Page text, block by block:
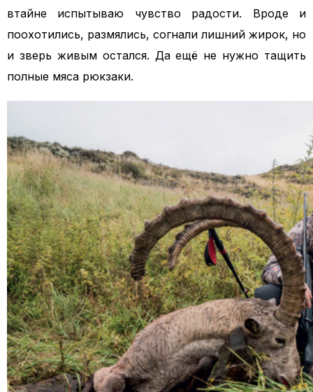
втайне испытываю чувство радости. Вроде и
поохотились, размялись, согнали лишний жирок, но
и зверь живым остался. Да ещё не нужно тащить
полные мяса рюкзаки.